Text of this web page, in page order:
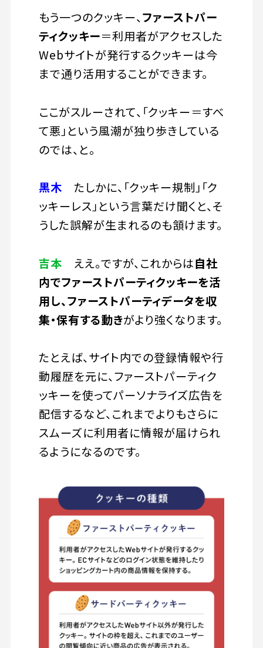
もう一つのクッキー、ファーストパー
ティクッキー＝利用者がアクセスした
Webサイトが発行するクッキーは今
まで通り活用することができます。
ここがスルーされて、「クッキー＝すべ
て悪」という風潮が独り歩きしている
のでは、と。
黒木 たしかに、「クッキー規制」「ク
ッキーレス」という言葉だけ聞くと、そ
うした誤解が生まれるのも頷けます。
吉本 ええ。ですが、これからは自社
内でファーストパーティクッキーを活
用し、ファーストパーティデータを収
集・保有する動きがより強くなります。
たとえば、サイト内での登録情報や行
動履歴を元に、ファーストパーティク
ッキーを使ってパーソナライズ広告を
配信するなど、これまでよりもさらに
スムーズに利用者に情報が届けられ
るようになるのです。